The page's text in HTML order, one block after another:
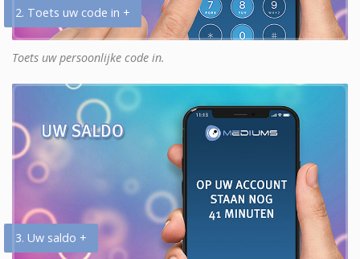
2. Toets uw code in +
Toets uw persoonlijke code in.
3. Uw saldo +